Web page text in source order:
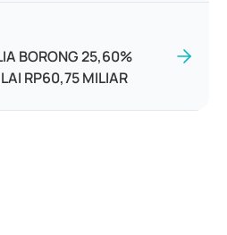
BORONG 25,60%
RP60,75 MILIAR